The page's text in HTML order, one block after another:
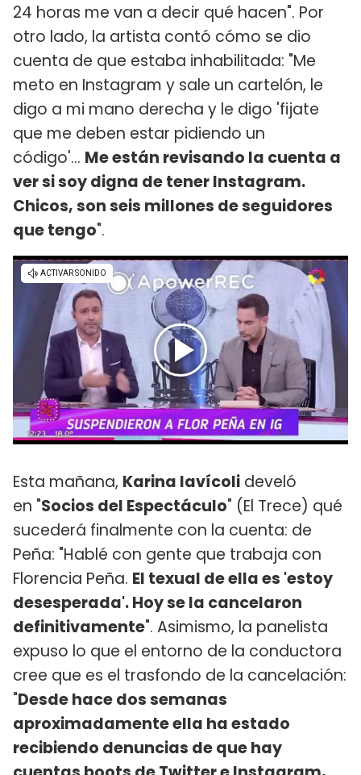
24 horas me van a decir qué hacen". Por
otro lado, la artista contó cómo se dio
cuenta de que estaba inhabilitada: "Me
meto en Instagram y sale un cartelón, le
digo a mi mano derecha y le digo 'fijate
que me deben estar pidiendo un
código'... Me están revisando la cuenta a
ver si soy digna de tener Instagram.
Chicos, son seis millones de seguidores
que tengo".
Esta mañana, Karina Iavícoli develó
en "Socios del Espectáculo" (El Trece) qué
sucederá finalmente con la cuenta: de
Peña: "Hablé con gente que trabaja con
Florencia Peña. El texual de ella es 'estoy
desesperada'. Hoy se la cancelaron
definitivamente". Asimismo, la panelista
expuso lo que el entorno de la conductora
cree que es el trasfondo de la cancelación:
"Desde hace dos semanas
aproximadamente ella ha estado
recibiendo denuncias de que hay